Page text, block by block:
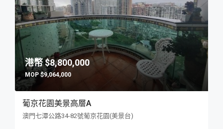
$8,800,000
$9,064,000
葡京花園美景高層A
澳門七潭公路34-82號葡京花園(美景台)